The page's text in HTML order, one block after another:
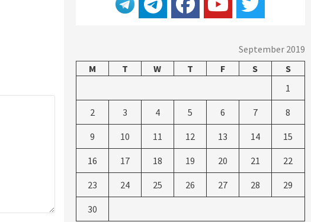
September 2019
M
T W T F S
S
1
2 3 4 5 6 7 8
9 10 11 12 13 14 15
16 17 18 19 20 21 22
23 24 25 26 27 28 29
30